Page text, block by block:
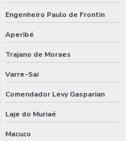
Engenheiro Paulo de Frontin
Aperibé
Trajano de Moraes
Varre-Sai
Comendador Levy Gasparian
Laje do Muriaé
Macuco